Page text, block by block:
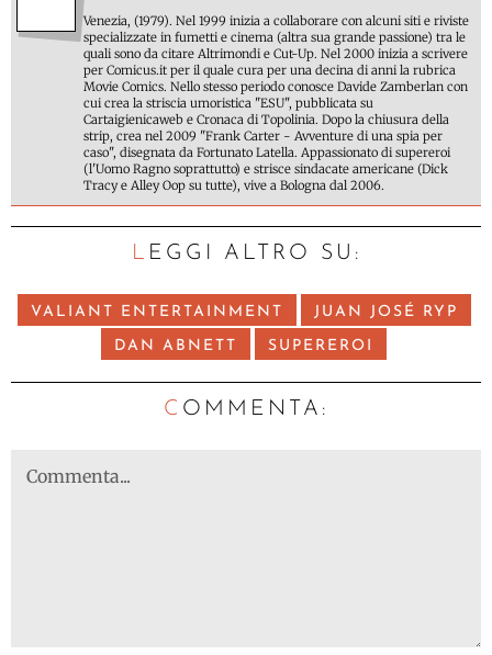
Venezia, (1979). Nel 1999 inizia a collaborare con alcuni siti e riviste
specializzate in fumetti e cinema (altra sua grande passione) tra le
quali sono da citare Altrimondi e Cut-Up. Nel 2000 inizia a scrivere
per Comicus.it per il quale cura per una decina di anni la rubrica
Movie Comics. Nello stesso periodo conosce Davide Zamberlan con
cui crea la striscia umoristica "ESU", pubblicata su
Cartaigienicaweb e Cronaca di Topolinia. Dopo la chiusura della
strip, crea nel 2009 "Frank Carter - Avventure di una spia per
caso", disegnata da Fortunato Latella. Appassionato di supereroi
(l'Uomo Ragno soprattutto) e strisce sindacate americane (Dick
Tracy e Alley Oop su tutte), vive a Bologna dal 2006.
LEGGI ALTRO SU:
VALIANT ENTERTAINMENT JUAN JOSÉ RYP
DAN ABNETT SUPEREROI
C OMMENTA: